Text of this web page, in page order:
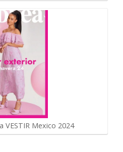
VESTIR Mexico 2024